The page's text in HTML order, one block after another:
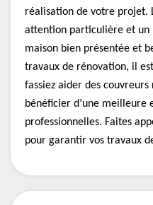
réalisation de votre projet.
attention particulière et un
maison bien présentée et
travaux de rénovation, il
fassiez aider des
bénéficier d’une meilleure
professionnelles. Faites
pour garantir vos travaux